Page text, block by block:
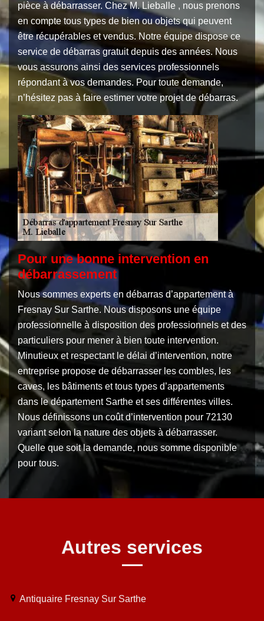
pièce à débarrasser. Chez M. Lieballe , nous prenons
en compte tous types de bien ou objets qui peuvent
être récupérables et vendus. Notre équipe dispose ce
service de débarras gratuit depuis des années. Nous
vous assurons ainsi des services professionnels
répondant à vos demandes. Pour toute demande,
n’hésitez pas à faire estimer votre projet de débarras.
Pour une bonne intervention en
débarrassement
Nous sommes experts en débarras d’appartement à
Fresnay Sur Sarthe. Nous disposons une équipe
professionnelle à disposition des professionnels et des
particuliers pour mener à bien toute intervention.
Minutieux et respectant le délai d’intervention, notre
entreprise propose de débarrasser les combles, les
caves, les bâtiments et tous types d’appartements
dans le département Sarthe et ses différentes villes.
Nous définissons un coût d’intervention pour 72130
variant selon la nature des objets à débarrasser.
Quelle que soit la demande, nous somme disponible
pour tous.
Autres services
Antiquaire Fresnay Sur Sarthe